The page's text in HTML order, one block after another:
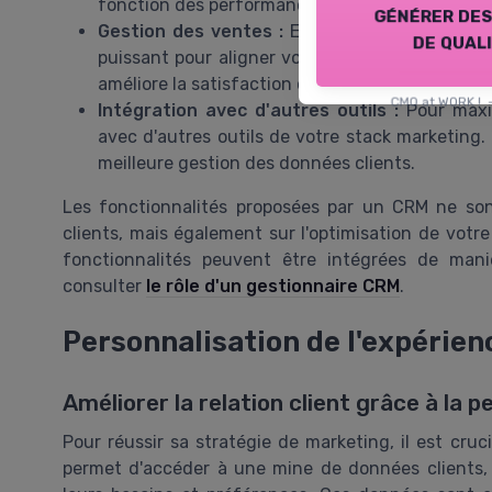
fonction des performances pour optimiser les
Gestion des ventes : En intégrant divers
puissant pour aligner vos équipes
améliore la satisfaction client.
Intégration avec d'autres outils :Pour
avec d'autres outils de votre stack
meilleure gestion des données clients.
Les fonctionnalités proposées par un CRM ne
clients, mais également sur l'optimisation de
fonctionnalités peuvent être intégrées de
consulter le rôle d'un gestionnaire CRM .
Personnalisation de
Améliorer la relation client grâce à la
Pour réussir sa stratégie de marketing, il est
permet d'accéder à une mine de données
générer
de
CMO at WORK